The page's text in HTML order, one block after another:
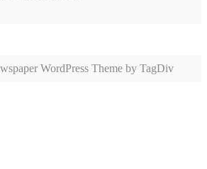
WordPress Theme by TagDiv